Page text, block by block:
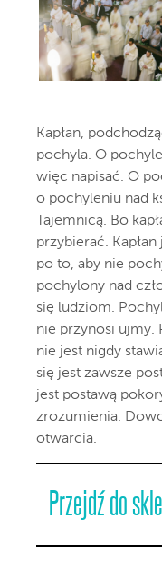
Kapłan,
pochyla. O
więc napisać. O
o pochyleniu nad
Tajemnicą. Bo
przybierać.
po to, aby nie
pochylony nad
się ludziom.
nie przynosi ujmy.
nie jest nigdy
się jest zawsze
jest postawą
zrozumienia.
otwarcia.
Przejdź do